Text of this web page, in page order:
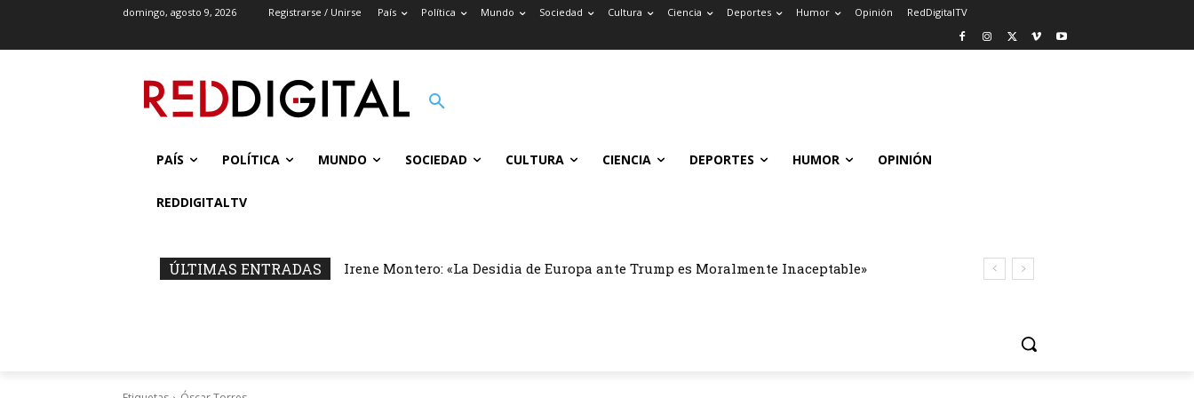
domingo, agosto 9, 2026 Registrarse / Unirse País Política Mundo Sociedad Cultura Ciencia Deportes Humor Opinión RedDigitalTV
PAÍS POLÍTICA MUNDO SOCIEDAD CULTURA CIENCIA DEPORTES HUMOR OPINIÓN
REDDIGITALTV
ÚLTIMAS ENTRADAS Irene Montero: «La Desidia de Europa ante Trump es Moralmente Inaceptable»